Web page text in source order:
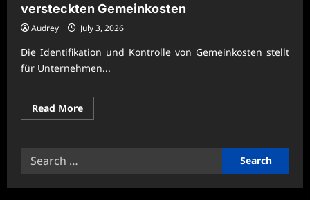
versteckten Gemeinkosten
Audrey July 3, 2026
Die Identifikation und Kontrolle von Gemeinkosten stellt
für Unternehmen...
Read MoreRead
more
Gemeinkosten
Search